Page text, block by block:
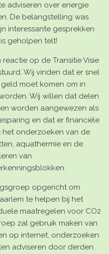
adviseren over energie
De belangstelling was
interessante gesprekken
geholpen telt!
reactie op de Transitie Visie
Wij vinden dat er snel
moet komen om in
Wij willen dat delen
worden aangewezen als
en dat er financiële
onderzoeken van de
aquathermie en de
van
opgericht om
te helpen bij het
maatregelen voor CO2
zal gebruik maken van
op internet, onderzoeken
adviseren door derden.